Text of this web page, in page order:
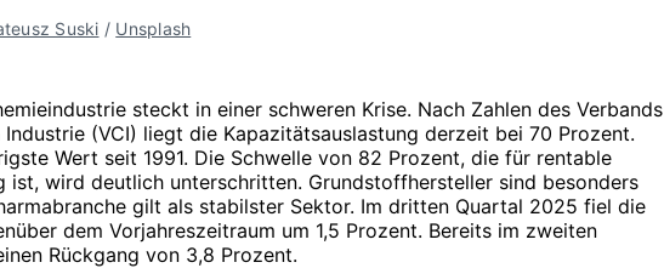
Suski / Unsplash
steckt in einer schweren Krise. Nach Zahlen des Verbands
Industrie (VCI) liegt die Kapazitätsauslastung derzeit bei 70 Prozent.
Wert seit 1991. Die Schwelle von 82 Prozent, die für rentable
ist, wird deutlich unterschritten. Grundstoffhersteller sind besonders
gilt als stabilster Sektor. Im dritten Quartal 2025 fiel die
dem Vorjahreszeitraum um 1,5 Prozent. Bereits im zweiten
Rückgang von 3,8 Prozent.